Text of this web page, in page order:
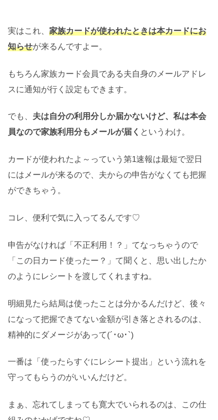
実はこれ、 家族カードが使われたときは本カードにお
知らせが来るんですよー。
もちろん家族カード会員である夫自身のメールアドレ
スに通知が行く設定もできます。
でも、 夫は自分の利用分しか届かないけど、私は本会
員なので家族利用分もメールが届く というわけ。
カードが使われたよ～っていう第1速報は最短で翌日
にはメールが来るので、夫からの申告がなくても把握
ができちゃう。
コレ、便利で気に入ってるんです♡
申告がなければ「不正利用！？」てなっちゃうので
「この日カード使ったー？」て聞くと、思い出したか
のようにレシートを渡してくれますね。
明細見たら結局は使ったことは分かるんだけど、後々
になって把握できてない金額が引き落とされるのは、
精神的にダメージがあって(´･ω･`)
一番は「使ったらすぐにレシート提出」という流れを
守ってもらうのがいいんだけど。
まぁ、忘れてしまっても寛大でいられるのは、この仕